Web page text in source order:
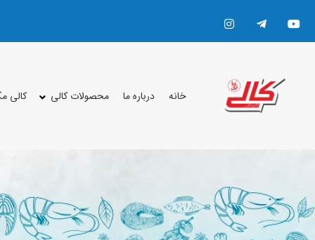
خانه درباره ما محصولات کالی کالی